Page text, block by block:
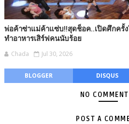
พ่อค้าซ่าแม่ค้าแซ่บ!!สุดช็อค..เปิดศึกครั้
ทำอาหารเสิร์ฟคนนับร้อย
Chada Jul 30, 2026
BLOGGER DISQUS
NO
POST A